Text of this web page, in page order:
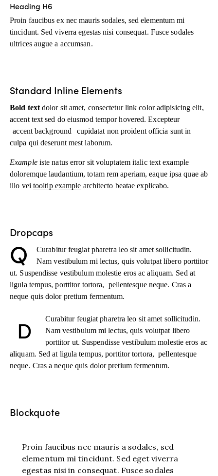
Heading H6
Proin faucibus ex nec mauris sodales, sed elementum mi
tincidunt. Sed viverra egestas nisi consequat. Fusce sodales
ultrices augue a accumsan.
Standard Inline Elements
Bold textdolor sit amet, consecteturlink coloradipisicing elit,
accent text sed do eiusmod tempor hovered. Excepteur
accent background
cupidatat non proident officia sunt in
culpa qui deserunt mest laborum.
Exampleiste natus error sit voluptatem italic text example
doloremque laudantium, totam rem aperiam, eaque ipsa quae ab
illo vei tooltip example architecto beatae explicabo.
Dropcaps
Q
Curabitur feugiat pharetra leo sit amet sollicitudin.
Nam vestibulum mi lectus, quis volutpat libero porttitor
ut. Suspendisse vestibulum molestie eros ac aliquam. Sed at
ligula tempus, porttitor tortora, pellentesque neque. Cras a
neque quis dolor pretium fermentum.
D
Curabitur feugiat pharetra leo sit amet sollicitudin.
Nam vestibulum mi lectus, quis volutpat libero
porttitor ut. Suspendisse vestibulum molestie eros ac
aliquam. Sed at ligula tempus, porttitor tortora, pellentesque
neque. Cras a neque quis dolor pretium fermentum.
Blockquote
Proin faucibus nec mauris a sodales, sed
elementum mi tincidunt. Sed eget viverra
egestas nisi in consequat. Fusce sodales